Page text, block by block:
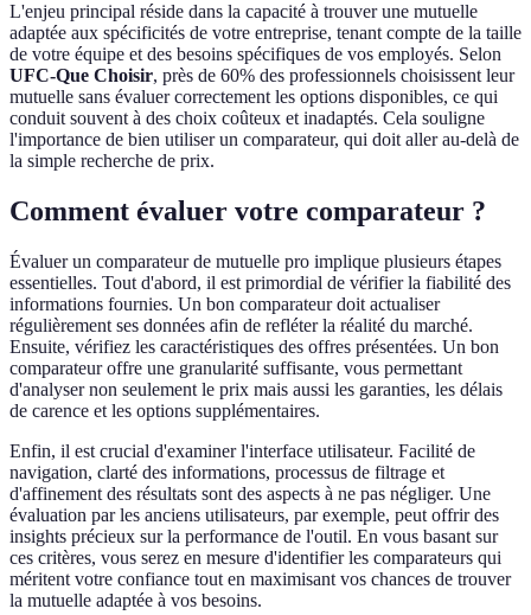
L'enjeu principal réside dans la capacité à trouver une mutuelle
adaptée aux spécificités de votre entreprise, tenant compte de la taille
de votre équipe et des besoins spécifiques de vos employés. Selon
UFC-Que Choisir, près de 60% des professionnels choisissent leur
mutuelle sans évaluer correctement les options disponibles, ce qui
conduit souvent à des choix coûteux et inadaptés. Cela souligne
l'importance de bien utiliser un comparateur, qui doit aller au-delà de
la simple recherche de prix.
Comment évaluer votre comparateur ?
Évaluer un comparateur de mutuelle pro implique plusieurs étapes
essentielles. Tout d'abord, il est primordial de vérifier la fiabilité des
informations fournies. Un bon comparateur doit actualiser
régulièrement ses données afin de refléter la réalité du marché.
Ensuite, vérifiez les caractéristiques des offres présentées. Un bon
comparateur offre une granularité suffisante, vous permettant
d'analyser non seulement le prix mais aussi les garanties, les délais
de carence et les options supplémentaires.
Enfin, il est crucial d'examiner l'interface utilisateur. Facilité de
navigation, clarté des informations, processus de filtrage et
d'affinement des résultats sont des aspects à ne pas négliger. Une
évaluation par les anciens utilisateurs, par exemple, peut offrir des
insights précieux sur la performance de l'outil. En vous basant sur
ces critères, vous serez en mesure d'identifier les comparateurs qui
méritent votre confiance tout en maximisant vos chances de trouver
la mutuelle adaptée à vos besoins.